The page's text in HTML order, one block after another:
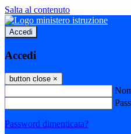
Salta al contenuto
Accedi
Accedi
button close ×
Password dimenticata?